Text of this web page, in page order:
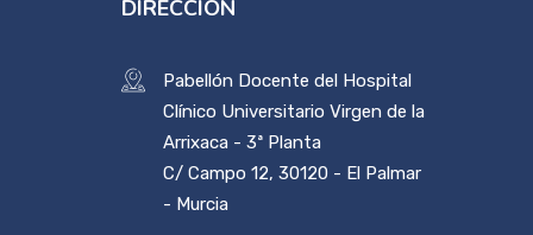
DIRECCIÓN
Pabellón Docente del Hospital
Clínico Universitario Virgen de la
Arrixaca - 3ª Planta
C/ Campo 12, 30120 - El Palmar
- Murcia